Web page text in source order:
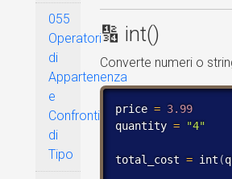
055
Operatori
di
Appartenenza
e
Confronti
di
Tipo
🔢 int()
Converte numeri o
price = 3.99
quantity = "4"
total_cost = int (